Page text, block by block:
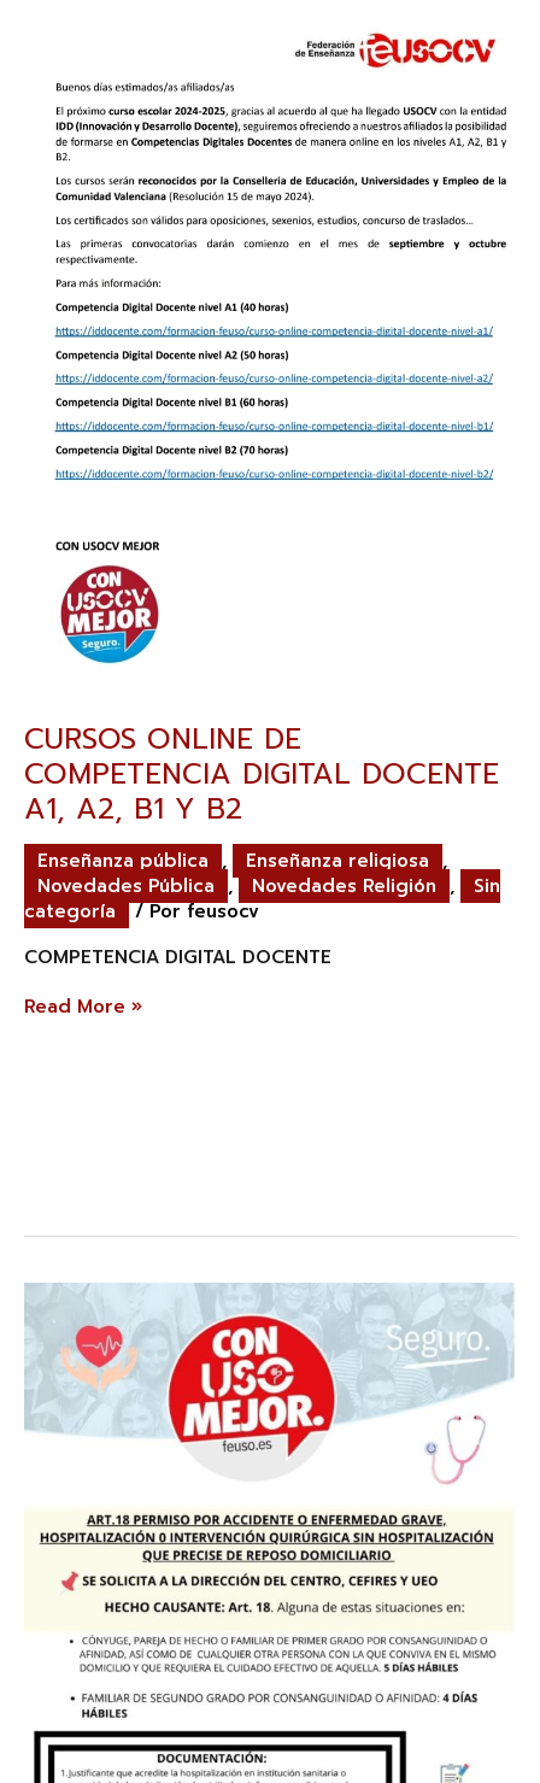
CURSOS ONLINE DE
COMPETENCIA DIGITAL DOCENTE
A1, A2, B1 Y B2
Enseñanza pública , Enseñanza religiosa ,
Novedades Pública , Novedades Religión ,
Sin
categoría / Porfeusocv
COMPETENCIA DIGITAL DOCENTE
COMPETENCIA
DIGITAL
DOCENTE
Read More »
ART.18
PERMISO
POR
ACCIDENTE,
ENFERMEDAD
GRAVE,
HOSPITALIZACIÓN
HOSPITALIZACIÓN